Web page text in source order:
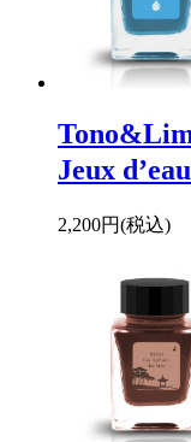
Jeux
2,200円(税込)